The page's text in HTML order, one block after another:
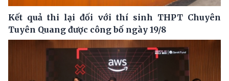
Kết quả thi lại đối với thí sinh THPT Chuyên
Tuyên Quang được công bố ngày 19/8